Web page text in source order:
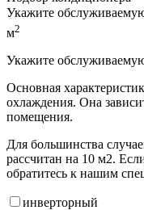
Укажите
м2
Укажите
Основная
охлаждения. Она
помещения.
Для большинства
рассчитан на 10 м2.
обратитесь к нашим
инверторный